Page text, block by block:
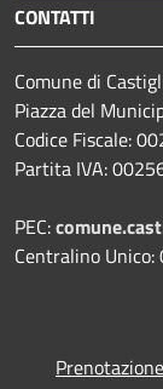
CONTATTI
Comune di
Piazza del
Codice Fiscale:
Partita IVA:
PEC:
Centralino